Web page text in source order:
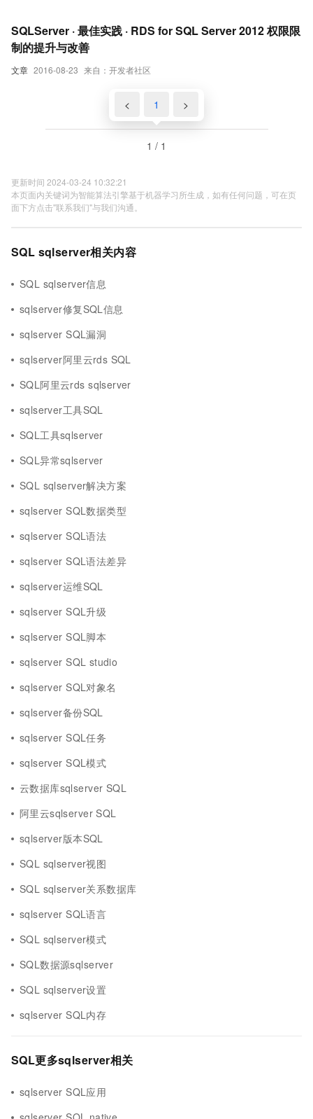
文章 2016-08-23 来自：开发者社区
SQLServer · 最佳实践 · RDS for SQL Server 2012 权限限
制的提升与改善
< 1 >
1 / 1
更新时间 2024-03-24 10:32:21
本页面内关键词为智能算法引擎基于机器学习所生成，如有任何问题，可在页
面下方点击"联系我们"与我们沟通。
SQL sqlserver相关内容
SQL sqlserver信息
sqlserver修复SQL信息
sqlserver SQL漏洞
sqlserver阿里云rds SQL
SQL阿里云rds sqlserver
sqlserver工具SQL
SQL工具sqlserver
SQL异常sqlserver
SQL sqlserver解决方案
sqlserver SQL数据类型
sqlserver SQL语法
sqlserver SQL语法差异
sqlserver运维SQL
sqlserver SQL升级
sqlserver SQL脚本
sqlserver SQL studio
sqlserver SQL对象名
sqlserver备份SQL
sqlserver SQL任务
sqlserver SQL模式
云数据库sqlserver SQL
阿里云sqlserver SQL
sqlserver版本SQL
SQL sqlserver视图
SQL sqlserver关系数据库
sqlserver SQL语言
SQL sqlserver模式
SQL数据源sqlserver
SQL sqlserver设置
sqlserver SQL内存
SQL更多sqlserver相关
sqlserver SQL应用